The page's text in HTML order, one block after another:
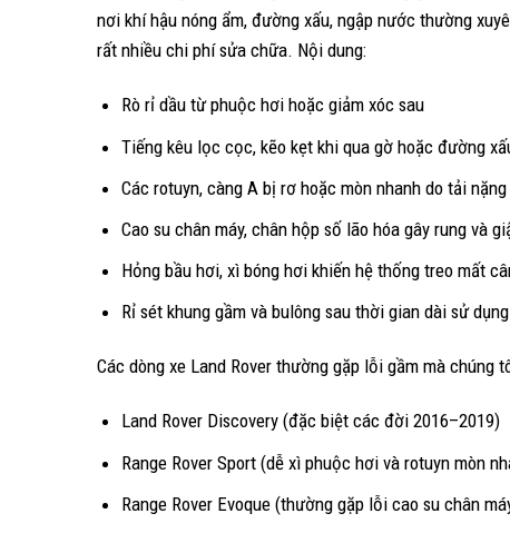
nơi khí hậu nóng ẩm, đường xấu, ngập nước thường
rất nhiều chi phí sửa chữa. Nội dung:
Rò rỉ dầu từ phuộc hơi hoặc giảm xóc sau
Tiếng kêu lọc cọc, kẽo kẹt khi qua gờ hoặc đường
Các rotuyn, càng A bị rơ hoặc mòn nhanh do tải nặng
Cao su chân máy, chân hộp số lão hóa gây rung và
Hỏng bầu hơi, xì bóng hơi khiến hệ thống treo mất
Rỉ sét khung gầm và bulông sau thời gian dài sử dụng
Các dòng xe Land Rover thường gặp lỗi gầm mà chúng
Land Rover Discovery (đặc biệt các đời 2016–2019)
Range Rover Sport (dễ xì phuộc hơi và rotuyn mòn
Range Rover Evoque (thường gặp lỗi cao su chân